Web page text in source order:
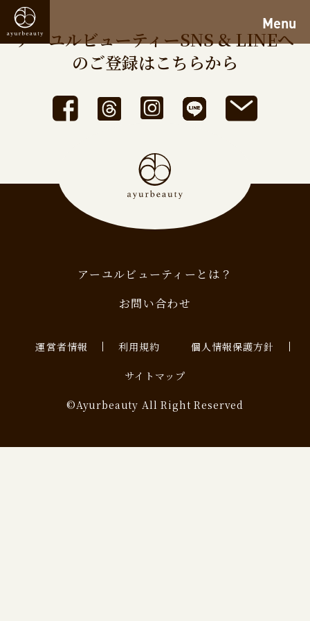
Menu
アーユルビューティーSNS & LINEへ
のご登録はこちらから
アーユルビューティーとは？
お問い合わせ
運営者情報 利用規約 個人情報保護方針
サイトマップ
©Ayurbeauty All Right Reserved